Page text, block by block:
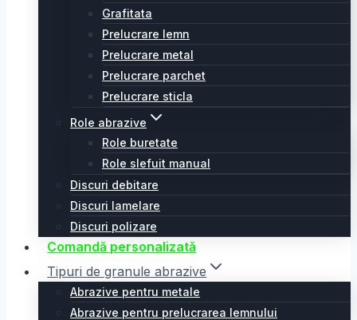
Grafitata
Prelucrare lemn
Prelucrare metal
Prelucrare parchet
Prelucrare sticla
Role abrazive
Role buretate
Role slefuit manual
Discuri debitare
Discuri lamelare
Discuri polizare
Comandă personalizată
Tipuri de granule abrazive
Abrazive pentru metale
Abrazive pentru prelucrarea lemnului